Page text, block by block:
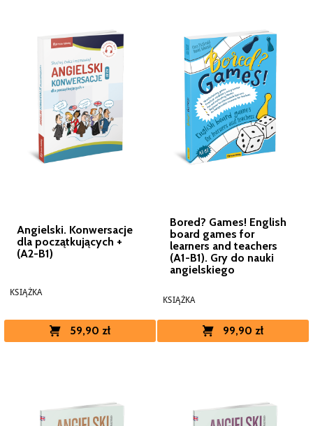
Angielski. Konwersacje
dla początkujących +
(A2-B1)
KSIĄŻKA
59,90 zł
Bored? Games! English
board games for
learners and teachers
(A1-B1). Gry do nauki
angielskiego
KSIĄŻKA
99,90 zł